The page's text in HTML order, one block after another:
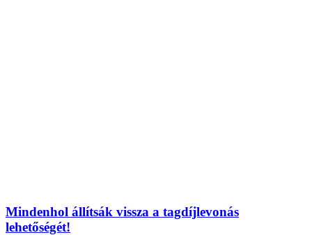
Mindenhol állítsák vissza a tagdíjlevonás
lehetőségét!